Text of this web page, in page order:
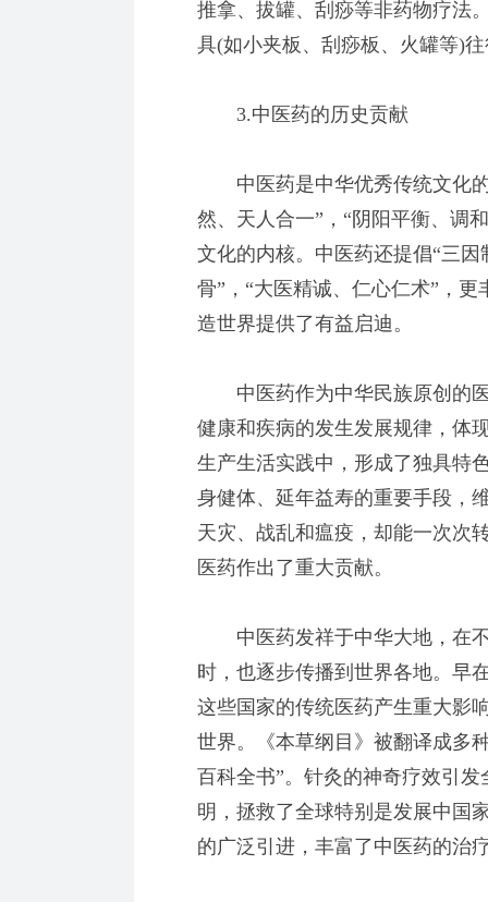
推拿、拔罐、刮痧等非药物疗法
具(如小夹板、刮痧板、火罐等)
3.中医药的历史贡献
中医药是中华优秀传统文化的
然、天人合一”，“阴阳平衡、调
文化的内核。中医药还提倡“三
骨”，“大医精诚、仁心仁术”，
造世界提供了有益启迪。
中医药作为中华民族原创的医
健康和疾病的发生发展规律，体
生产生活实践中，形成了独具特
身健体、延年益寿的重要手段，
天灾、战乱和瘟疫，却能一次次
医药作出了重大贡献。
中医药发祥于中华大地，在不
时，也逐步传播到世界各地。早
这些国家的传统医药产生重大影
世界。《本草纲目》被翻译成多
百科全书”。针灸的神奇疗效引
明，拯救了全球特别是发展中国
的广泛引进，丰富了中医药的治